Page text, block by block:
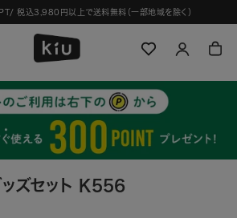
税込3,980円以上で送料無料（一部地域を除く）
ズセット K556